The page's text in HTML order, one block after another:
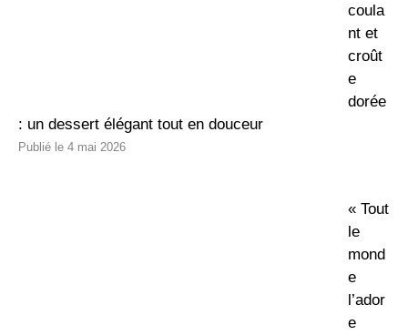
coula
nt et
croût
e
dorée
: un dessert élégant tout en douceur
4 mai 2026
« Tout
le
mond
e
l’ador
e